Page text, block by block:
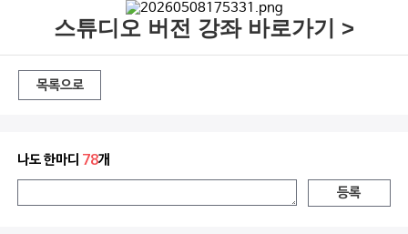
스튜디오 버전 강좌 바로가기 >
목록으로
나도 한마디 78개
등록